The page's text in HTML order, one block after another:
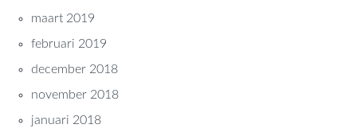
maart 2019
februari 2019
december 2018
november 2018
januari 2018